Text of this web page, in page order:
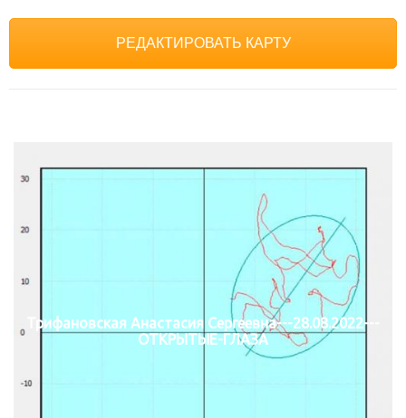
РЕДАКТИРОВАТЬ КАРТУ
Трифановская Анастасия Сергеевна---28.08.2022---
ОТКРЫТЫЕ-ГЛАЗА